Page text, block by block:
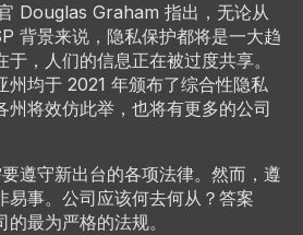
Douglas Graham 指出，无论从
背景来说，隐私保护都将是一大趋
，人们的信息正在被过度共享。
州均于 2021 年颁布了综合性隐私
州将效仿此举，也将有更多的公司
遵守新出台的各项法律。然而，遵
易事。公司应该何去何从？答案
最为严格的法规。